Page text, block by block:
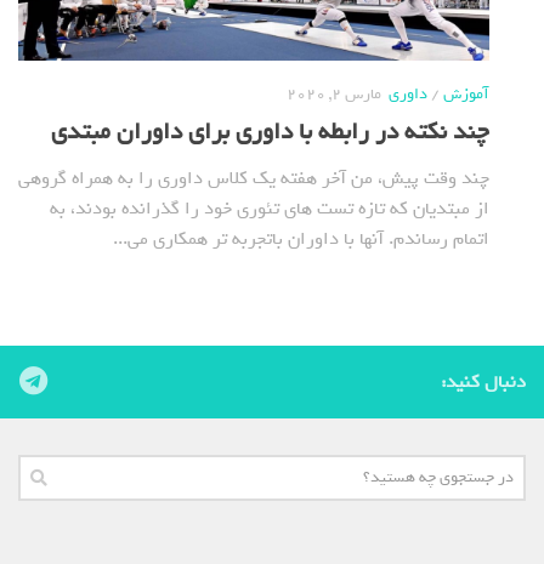
آموزش/داوری مارس 2, 2020
چند نکته در رابطه با داوری برای داوران مبتدی
چند وقت پیش، من آخر هفته یک کلاس داوری را به همراه گروهی
از مبتدیان که تازه تست های تئوری خود را گذرانده بودند، به
اتمام رساندم. آنها با داوران باتجربه تر همکاری می...
دنبال کنید: